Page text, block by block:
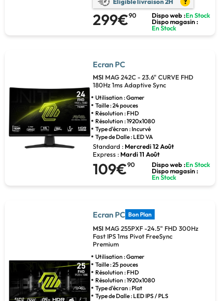
299€90 Dispo web :En Stock
Dispo magasin :
En Stock
Ecran PC
MSI MAG 242C - 23.6" CURVE FHD
180Hz 1ms Adaptive Sync
Utilisation : Gamer
Taille : 24 pouces
Résolution : FHD
Résolution : 1920x1080
Type d'écran : Incurvé
Type de Dalle : LED VA
Standard : Mercredi 12 Août
Express : Mardi 11 Août
109€90 Dispo web :En Stock
Dispo magasin :
En Stock
Ecran PC Bon Plan
MSI MAG 255PXF -24.5" FHD 300Hz
Fast IPS 1ms Pivot FreeSync
Premium
Utilisation : Gamer
Taille : 25 pouces
Résolution : FHD
Résolution : 1920x1080
Type d'écran : Plat
Type de Dalle : LED IPS / PLS